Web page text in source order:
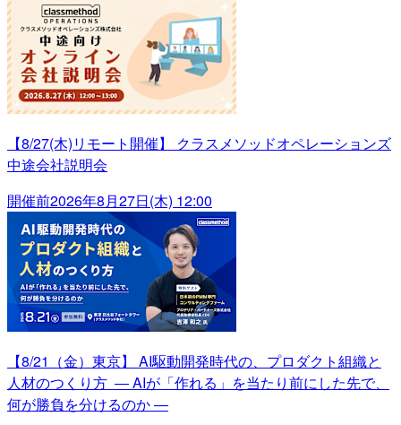
【8/27(木)リモート開催】 クラスメソッドオペレーションズ
中途会社説明会
開催前2026年8月27日(木) 12:00
【8/21（金）東京】 AI駆動開発時代の、プロダクト組織と
人材のつくり方 ― AIが「作れる」を当たり前にした先で、
何が勝負を分けるのか ―